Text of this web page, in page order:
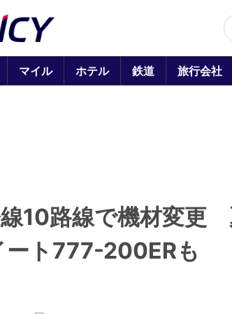
マイル ホテル 鉄道 旅行会社
10路線で機材変更
ート777-200ERも